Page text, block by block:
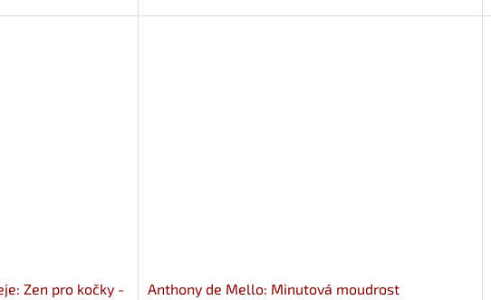
Zen pro kočky -
Anthony de Mello: Minutová moudrost